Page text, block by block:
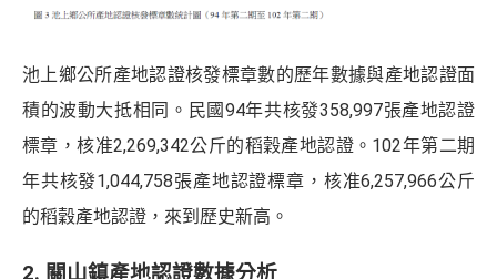
池上鄉公所產地認證核發標章數的歷年數據與產地認證面
積的波動大抵相同。民國94年共核發358,997張產地認證
標章，核准2,269,342公斤的稻穀產地認證。102年第二期
年共核發1,044,758張產地認證標章，核准6,257,966公斤
的稻穀產地認證，來到歷史新高。
2. 關山鎮產地認證數據分析